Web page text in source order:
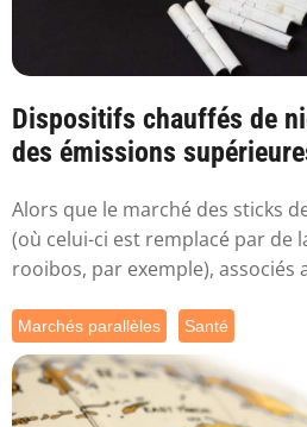
Dispositifs chauffés de
des émissions
Alors que le marché des sticks
(où celui-ci est remplacé par de
rooibos, par exemple), associés
Marchés parallèles Santé